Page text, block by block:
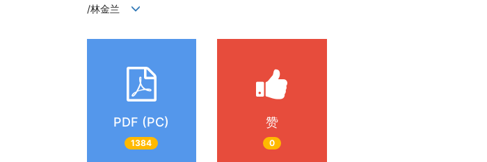
/林金兰
PDF (PC)
1384
赞
0